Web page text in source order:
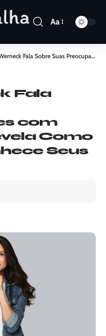
Aa
Sobre Suas Preocupações com Fofocas e Revela Como Léo Dias Conhece Seus Segredos
Fala
com
Como
Seus